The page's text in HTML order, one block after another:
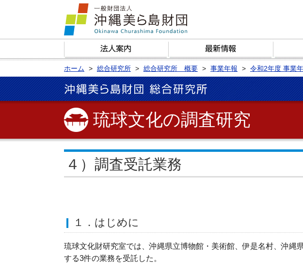
ホーム 総合研究所 総合研究所 概要 事業年報 令和2年度 事業
琉球文化の調査研究
４）調査受託業務
１．はじめに
琉球文化財研究室では、沖縄県立博物館・美術館、伊是名村、沖縄
する3件の業務を受託した。